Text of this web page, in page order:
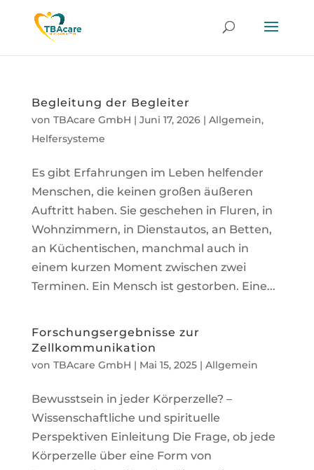
Begleitung der Begleiter
von TBAcare GmbH | Juni 17, 2026| Allgemein,
Helfersysteme
Es gibt Erfahrungen im Leben helfender
Menschen, die keinen großen äußeren
Auftritt haben. Sie geschehen in Fluren, in
Wohnzimmern, in Dienstautos, an Betten,
an Küchentischen, manchmal auch in
einem kurzen Moment zwischen zwei
Terminen. Ein Mensch ist gestorben. Eine...
Forschungsergebnisse zur
Zellkommunikation
von TBAcare GmbH | Mai 15, 2025| Allgemein
Bewusstsein in jeder Körperzelle? –
Wissenschaftliche und spirituelle
Perspektiven Einleitung Die Frage, ob jede
Körperzelle über eine Form von